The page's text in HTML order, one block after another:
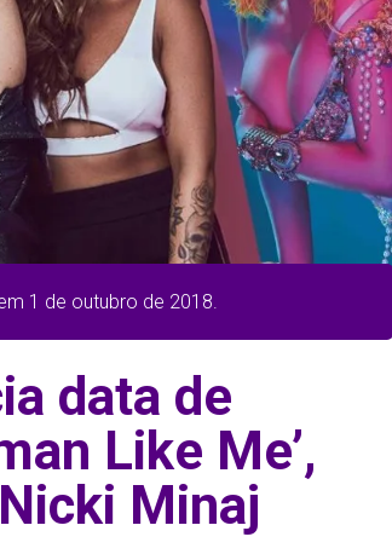
1 de outubro de 2018.
data de
Like Me’,
Minaj